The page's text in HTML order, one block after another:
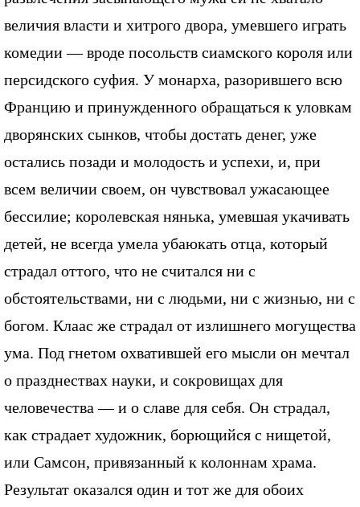
величия власти и хитрого двора, умевшего играть
комедии — вроде посольств сиамского короля или
персидского суфия. У монарха, разорившего всю
Францию и принужденного обращаться к уловкам
дворянских сынков, чтобы достать денег, уже
остались позади и молодость и успехи, и, при
всем величии своем, он чувствовал ужасающее
бессилие; королевская нянька, умевшая укачивать
детей, не всегда умела убаюкать отца, который
страдал оттого, что не считался ни с
обстоятельствами, ни с людьми, ни с жизнью, ни с
богом. Клаас же страдал от излишнего могущества
ума. Под гнетом охватившей его мысли он мечтал
о празднествах науки, и сокровищах для
человечества — и о славе для себя. Он страдал,
как страдает художник, борющийся с нищетой,
или Самсон, привязанный к колоннам храма.
Результат оказался один и тот же для обоих